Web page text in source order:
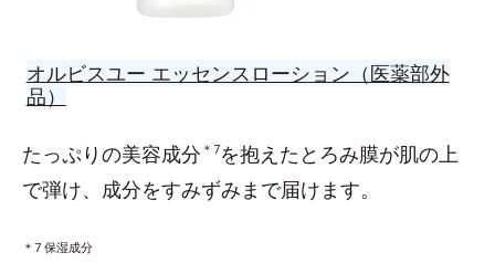
オルビスユー エッセンスローション（医薬部外
品）
たっぷりの美容成分 ＊7を抱えたとろみ膜が肌の上
で弾け、成分をすみずみまで届けます。
＊7 保湿成分